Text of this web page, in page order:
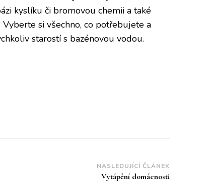
kyslíku či bromovou chemii a také
si všechno, co potřebujete a
starostí s bazénovou vodou.
NASLEDUJÍCÍ ČLÁNEK
Vytápění domácnosti